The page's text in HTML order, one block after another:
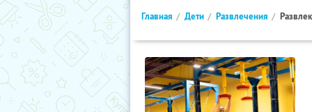
Главная Дети Развлечения